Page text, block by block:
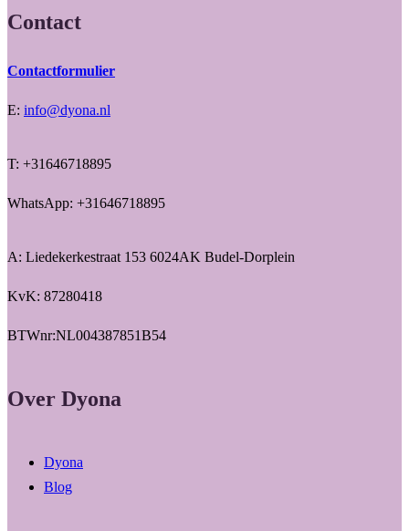
Contact
Contactformulier
E: info@dyona.nl
T: +31646718895
WhatsApp: +31646718895
A: Liedekerkestraat 153 6024AK Budel-Dorplein
KvK: 87280418
BTWnr:NL004387851B54
Over Dyona
Dyona
Blog